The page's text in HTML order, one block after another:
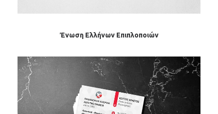
Ένωση Ελλήνων Επιπλοποιών